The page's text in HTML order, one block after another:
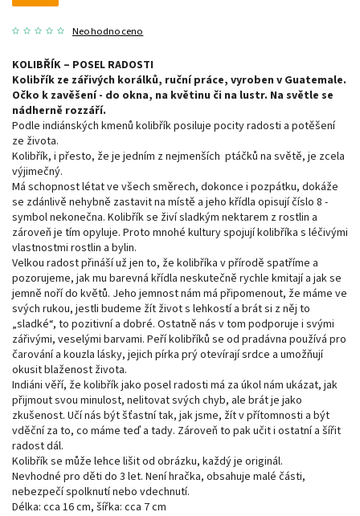
Neohodnoceno
KOLIBŘÍK – POSEL RADOSTI
Kolibřík ze zářivých korálků, ruční práce, vyroben v Guatemale.
Očko k zavěšení - do okna, na květinu či na lustr. Na světle se
nádherně rozzáří.
Podle indiánských kmenů kolibřík posiluje pocity radosti a potěšení
ze života.
Kolibřík, i přesto, že je jedním z nejmenších ptáčků na světě, je zcela
výjimečný.
Má schopnost létat ve všech směrech, dokonce i pozpátku, dokáže
se zdánlivě nehybně zastavit na místě a jeho křídla opisují číslo 8 -
symbol nekonečna. Kolibřík se živí sladkým nektarem z rostlin a
zároveň je tím opyluje. Proto mnohé kultury spojují kolibříka s léčivými
vlastnostmi rostlin a bylin.
Velkou radost přináší už jen to, že kolibříka v přírodě spatříme a
pozorujeme, jak mu barevná křídla neskutečně rychle kmitají a jak se
jemně noří do květů. Jeho jemnost nám má připomenout, že máme ve
svých rukou, jestli budeme žít život s lehkostí a brát si z něj to
„sladké“, to pozitivní a dobré. Ostatně nás v tom podporuje i svými
zářivými, veselými barvami. Peří kolibříků se od pradávna používá pro
čarování a kouzla lásky, jejich pírka prý otevírají srdce a umožňují
okusit blaženost života.
Indiáni věří, že kolibřík jako posel radosti má za úkol nám ukázat, jak
přijmout svou minulost, nelitovat svých chyb, ale brát je jako
zkušenost. Učí nás být šťastní tak, jak jsme, žít v přítomnosti a být
vděční za to, co máme teď a tady. Zároveň to pak učit i ostatní a šířit
radost dál.
Kolibřík se může lehce lišit od obrázku, každý je originál.
Nevhodné pro děti do 3 let. Není hračka, obsahuje malé části,
nebezpečí spolknutí nebo vdechnutí.
Délka: cca 16 cm, šířka: cca 7 cm